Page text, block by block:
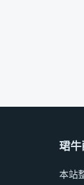
珺
本站